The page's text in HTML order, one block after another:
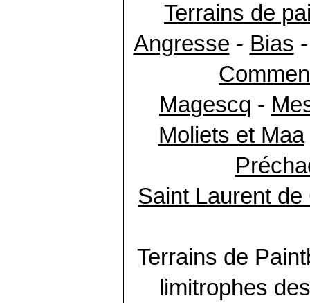
Terrains de
Angresse - Bias
Magescq -
Moliets et Maa
Saint Laurent de
Terrains de
limitrophes